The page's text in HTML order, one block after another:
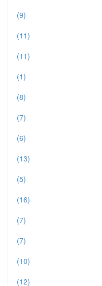
(9)
(11)
(11)
(1)
(8)
(7)
(6)
(13)
(5)
(16)
(7)
(7)
(10)
(12)